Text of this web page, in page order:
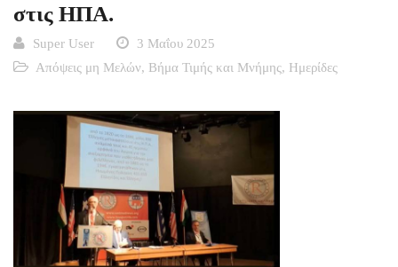
στις ΗΠΑ.
Super User
3 Μαΐου 2025
Απόψεις μη Μελών, Βήμα Τιμής και Μνήμης, Ημερίδες